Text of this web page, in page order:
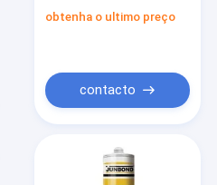
para janelas com
obtenha o ultimo preço
contacto